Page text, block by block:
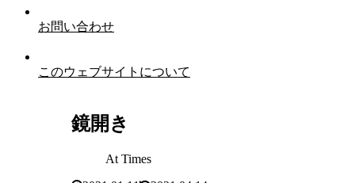
お問い合わせ
このウェブサイトについて
鏡開き
At Times